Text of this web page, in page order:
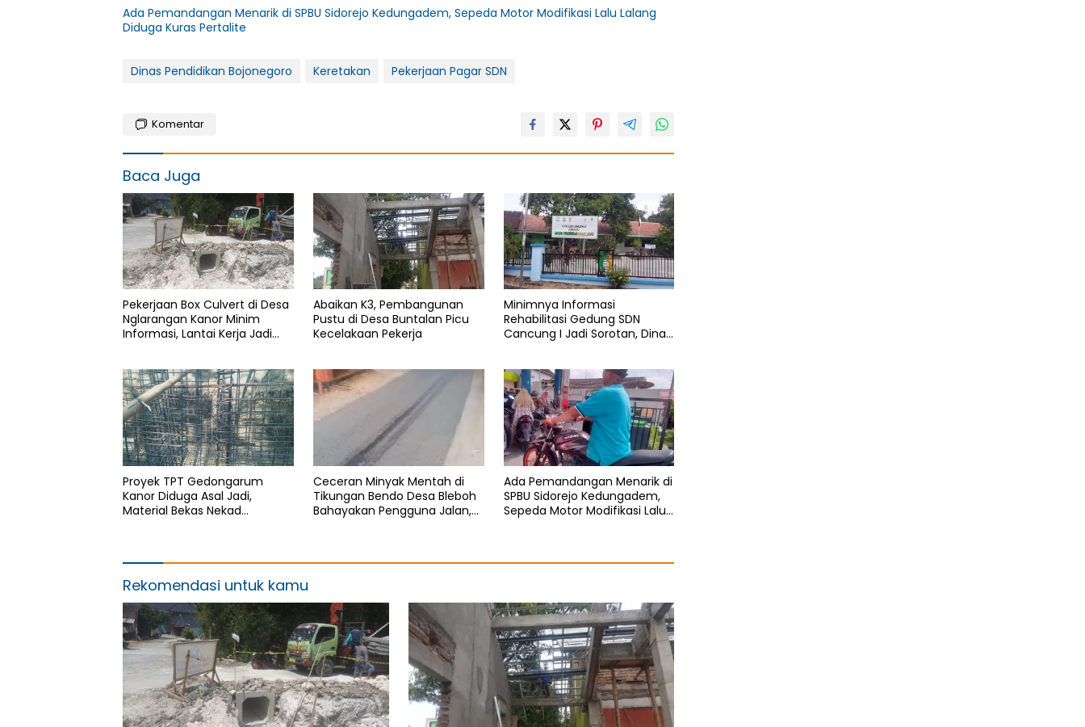
Ada Pemandangan Menarik di SPBU Sidorejo Kedungadem, Sepeda Motor Modifikasi Lalu Lalang
Diduga Kuras Pertalite
Dinas Pendidikan Bojonegoro Keretakan Pekerjaan Pagar SDN
Komentar
Baca Juga
Pekerjaan Box Culvert di Desa
Nglarangan Kanor Minim
Informasi, Lantai Kerja Jadi
Abaikan K3, Pembangunan
Pustu di Desa Buntalan Picu
Kecelakaan Pekerja
Minimnya Informasi
Rehabilitasi Gedung SDN
Cancung I Jadi Sorotan, Dinas
Proyek TPT Gedongarum
Kanor Diduga Asal Jadi,
Material Bekas Nekad
Ceceran Minyak Mentah di
Tikungan Bendo Desa Bleboh
Bahayakan Pengguna Jalan,
Ada Pemandangan Menarik di
SPBU Sidorejo Kedungadem,
Sepeda Motor Modifikasi Lalu
Rekomendasi untuk kamu